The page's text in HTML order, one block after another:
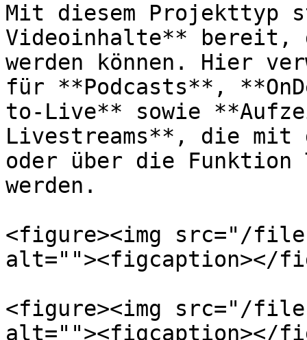
Mit diesem Projekttyp
Videoinhalte** bereit,
werden können. Hier
für **Podcasts**,
to-Live** sowie
Livestreams**, die mit
oder über die
werden.
<figure><img src="/files/
alt=""><figcaption></
<figure><img src="/files/
alt=""><figcaption></